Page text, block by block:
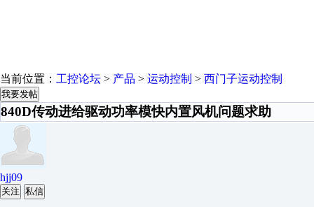
当前位置： 工控论坛 > 产品 > 运动控制 > 西门子运动控制
我要发帖
840D传动进给驱动功率模快内置风机问题求助
hjj09
关注 私信